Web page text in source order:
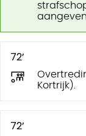
72’
Kortrijk).
72’